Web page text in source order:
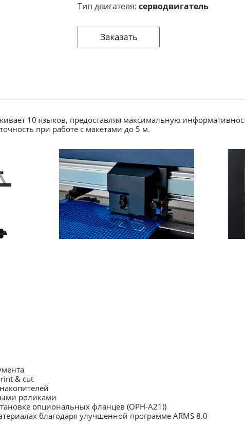
Тип двигателя: серводвигатель
10 языков, предоставляя максимальную
при работе с макетами до 5 м.
& cut
роликами
опциональных фланцев (OPH-A21))
благодаря улучшенной программе ARMS 8.0